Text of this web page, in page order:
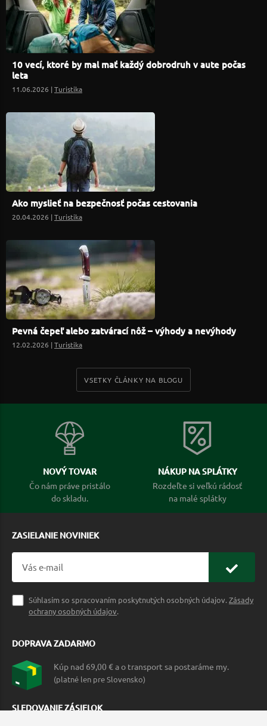
10 vecí, ktoré by mal mať každý dobrodruh v aute počas
leta
11.06.2026 |Turistika
Ako myslieť na bezpečnosť počas cestovania
20.04.2026 |Turistika
Pevná čepeľ alebo zatvárací nôž – výhody a nevýhody
12.02.2026 |Turistika
VSETKY ČLÁNKY NA BLOGU
NOVÝ TOVAR
Čo nám práve pristálo
do skladu.
NÁKUP NA SPLÁTKY
Rozdeľte si veľkú rádosť
na malé splátky
ZASIELANIE NOVINIEK
Súhlasím so spracovaním poskytnutých osobných údajov.Zásady
ochrany osobných údajov.
DOPRAVA ZADARMO
Kúp nad 69,00 € a o transport sa postaráme my.
(platné len pre Slovensko)
SLEDOVANIE ZÁSIELOK